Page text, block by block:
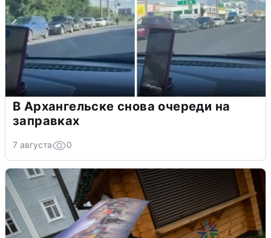
В Архангельске снова очереди на
заправках
7 августа 0